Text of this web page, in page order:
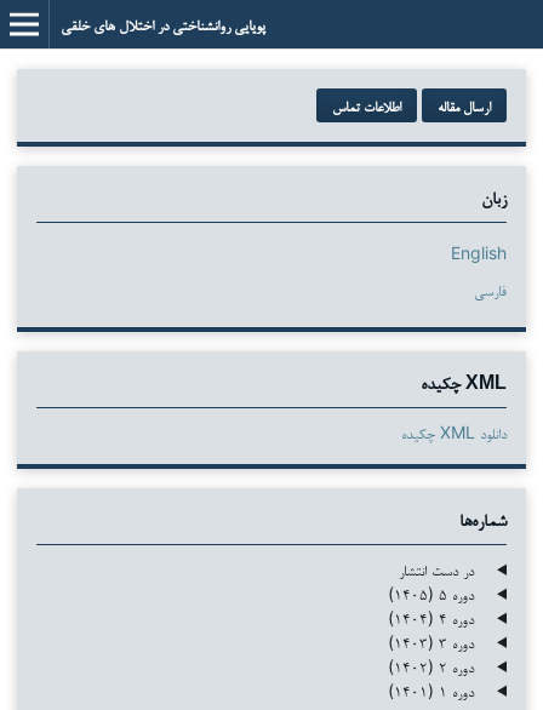
پویایی روانشناختی در اختلال های خلقی
ارسال مقاله اطلاعات تماس
زبان
English
فارسی
XML چکیده
دانلود XML چکیده
شماره‌ها
در دست انتشار
دوره ۵ (۱۴۰۵)
دوره ۴ (۱۴۰۴)
دوره ۳ (۱۴۰۳)
دوره ۲ (۱۴۰۲)
دوره ۱ (۱۴۰۱)